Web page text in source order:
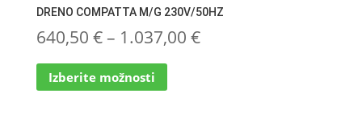
DRENO COMPATTA M/G 230V/50HZ
640,50 €– 1.037,00 €Cenovni
Izberite možnosti
Ta